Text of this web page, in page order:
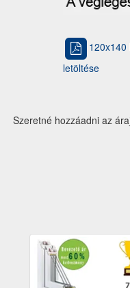
120x140
letöltése
Szeretné hozzáadni az